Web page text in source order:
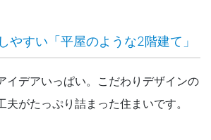
やすい「平屋のような2階建て」
イデアいっぱい。こだわりデザインの
夫がたっぷり詰まった住まいです。